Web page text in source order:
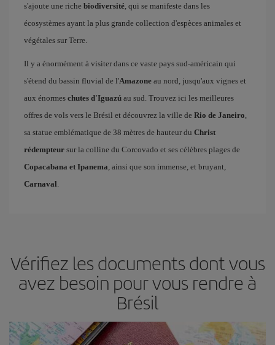
s'ajoute une riche biodiversité , qui se manifeste dans les
écosystèmes ayant la plus grande collection d'espèces animales et
végétales sur Terre.
Il y a énormément à visiter dans ce vaste pays sud-américain qui
s'étend du bassin fluvial de l'Amazone au nord, jusqu'aux vignes et
aux énormes chutes d'Iguazú au sud. Trouvez ici les meilleures
offres de vols vers le Brésil et découvrez la ville de Rio de Janeiro
sa statue emblématique de 38 mètres de hauteur du Christ
rédempteur sur la colline du Corcovado et ses célèbres plages de
Copacabana et Ipanema , ainsi que son immense, et bruyant,
Carnaval
Vérifiez les documents dont vous
avez besoin pour vous rendre à
Brésil